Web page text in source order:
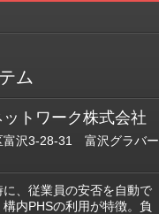
ム
トワーク株式会社
富沢3-28-31 富沢グラバー
、従業員の安否を自動で
内PHSの利用が特徴。負